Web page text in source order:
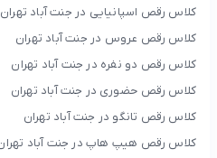
کلاس رقص اسپانیایی در جنت آباد تهران
کلاس رقص عروس در جنت آباد تهران
کلاس رقص دو نفره در جنت آباد تهران
کلاس رقص حضوری در جنت آباد تهران
کلاس رقص تانگو در جنت آباد تهران
کلاس رقص هیپ هاپ در جنت آباد تهران